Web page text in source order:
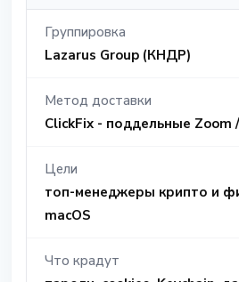
Группировка
Lazarus Group (КНДР)
Метод доставки
ClickFix - поддельные Zoom
Цели
топ-менеджеры крипто и
macOS
Что крадут